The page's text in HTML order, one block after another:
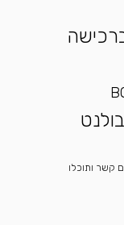
ברכישה
ניצור איתכם קשר ותוכלו